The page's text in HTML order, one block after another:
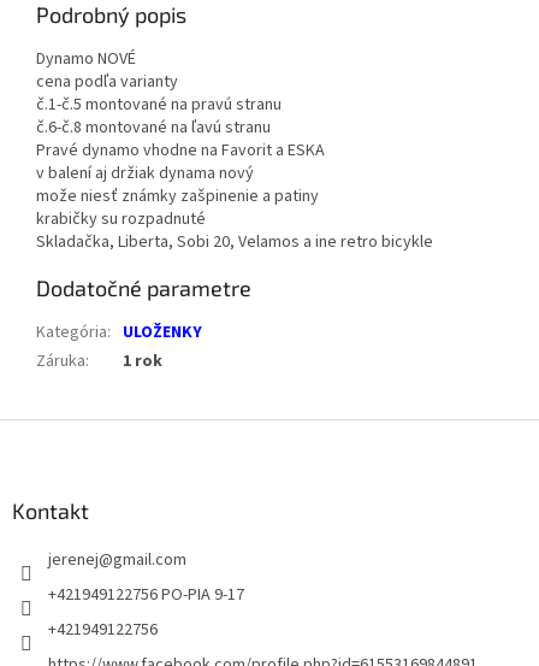
Podrobný popis
Dynamo NOVÉ
cena podľa varianty
č.1-č.5 montované na pravú stranu
č.6-č.8 montované na ľavú stranu
Pravé dynamo vhodne na Favorit a ESKA
v balení aj držiak dynama nový
može niesť známky zašpinenie a patiny
krabičky su rozpadnuté
Skladačka, Liberta, Sobi 20, Velamos a ine retro bicykle
Dodatočné parametre
Kategória: ULOŽENKY
Záruka: 1 rok
Kontakt
jerenej@gmail.com
+421949122756 PO-PIA 9-17
+421949122756